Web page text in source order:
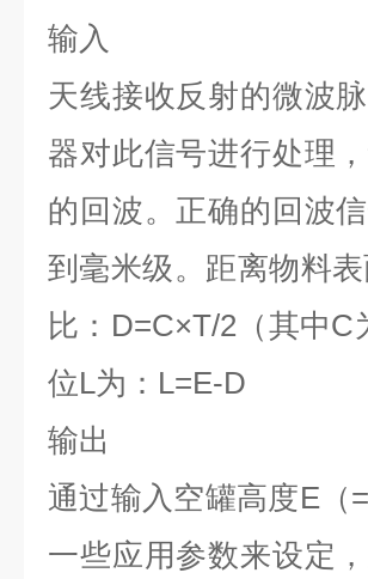
输入
天线接收反射的微波
器对此信号进行处理
的回波。正确的回波
到毫米级。距离物料
比： D=C×T/2（其中C
位L为： L=E-D
输出
通过输入空罐高度E（=
一些应用参数来设定